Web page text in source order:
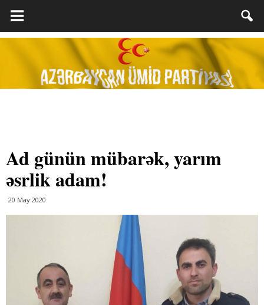
Ad günün mübarək, yarım
əsrlik adam!
20 May 2020